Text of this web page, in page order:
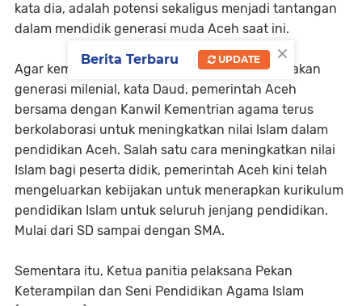
kata dia, adalah potensi sekaligus menjadi tantangan
dalam mendidik generasi muda Aceh saat ini.
Agar kemajuan teknologi itu tidak salah digunakan
generasi milenial, kata Daud, pemerintah Aceh
bersama dengan Kanwil Kementrian agama terus
berkolaborasi untuk meningkatkan nilai Islam dalam
pendidikan Aceh. Salah satu cara meningkatkan nilai
Islam bagi peserta didik, pemerintah Aceh kini telah
mengeluarkan kebijakan untuk menerapkan kurikulum
pendidikan Islam untuk seluruh jenjang pendidikan.
Mulai dari SD sampai dengan SMA.
Sementara itu, Ketua panitia pelaksana Pekan
Keterampilan dan Seni Pendidikan Agama Islam
×
Berita Terbaru UPDATE